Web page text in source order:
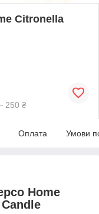
Citronella
250 ₴
Оплата Умови
Home